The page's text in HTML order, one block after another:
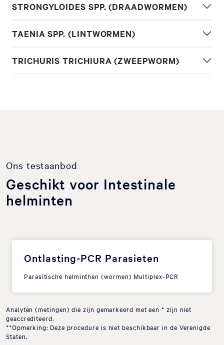
STRONGYLOIDES SPP. (DRAADWORMEN)
TAENIA SPP. (LINTWORMEN)
TRICHURIS TRICHIURA (ZWEEPWORM)
Ons testaanbod
Geschikt voor Intestinale
helminten
Ontlasting-PCR Parasieten
Parasitische helminthen (wormen) Multiplex-PCR
Analyten (metingen) die zijn gemarkeerd met een * zijn niet
geaccrediteerd.
**Opmerking: Deze procedure is niet beschikbaar in de Verenigde
Staten.